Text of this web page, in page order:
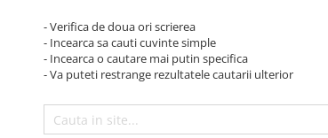
- Verifica de doua ori scrierea
- Incearca sa cauti cuvinte simple
- Incearca o cautare mai putin specifica
- Va puteti restrange rezultatele cautarii ulterior